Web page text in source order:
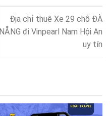
Địa chỉ thuê Xe 29 chỗ ĐÀ
NẴNG đi Vinpearl Nam Hội An
uy tín